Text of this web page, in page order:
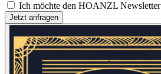
Ich möchte den HOANZL Newsletter